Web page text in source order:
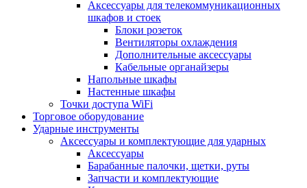
Аксессуары для телекоммуникационных
шкафов и стоек
Блоки розеток
Вентиляторы охлаждения
Дополнительные аксессуары
Кабельные органайзеры
Напольные шкафы
Настенные шкафы
Точки доступа WiFi
Торговое оборудование
Ударные инструменты
Аксессуары и комплектующие для ударных
Аксессуары
Барабанные палочки, щетки, руты
Запчасти и комплектующие